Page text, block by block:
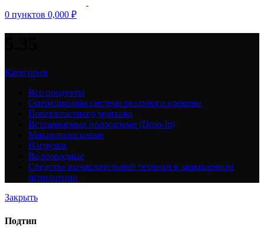
0 пунктов 0,000 ₽
Категории
Все продукты
Операционная система реального времени
Поверхностного монтажа
Встраиваемые полосковые (Drop-In)
Микрополосковые
Нагрузки
Волноводные
Средства вычислительной техники в защищенном
исполнении
Закрыть
Подтип